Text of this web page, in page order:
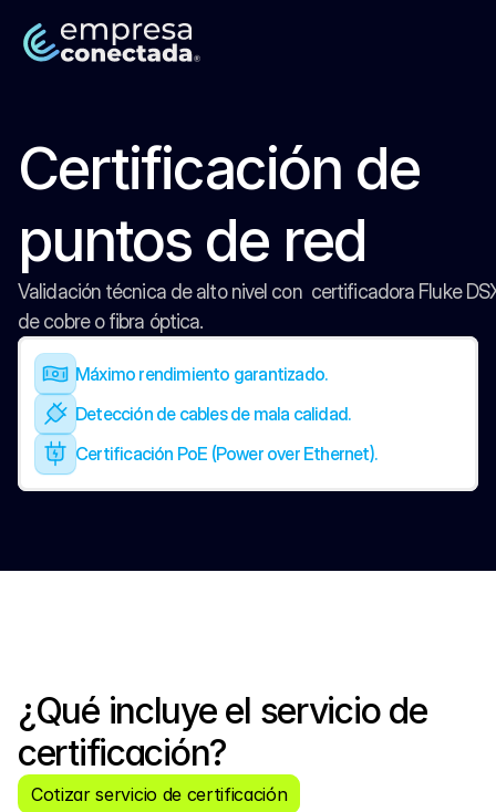
Certificación de
puntos de red
Validación técnica de alto nivel con  certificadora Fluke
de cobre o fibra óptica.
Máximo rendimiento garantizado.
Detección de cables de mala calidad.
Certificación PoE (Power over Ethernet).
¿Qué incluye el servicio de
certificación?
Cotizar servicio de certificación